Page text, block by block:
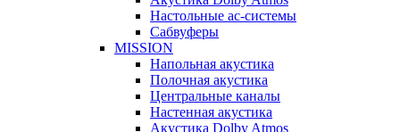
Настольные ас-системы
Сабвуферы
MISSION
Напольная акустика
Полочная акустика
Центральные каналы
Настенная акустика
Акустика Dolby Atmos